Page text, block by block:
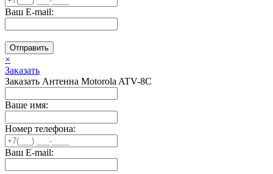
Ваш E-mail:
Отправить
×
Заказать
Заказать Антенна Motorola ATV-8C
Ваше имя:
Номер телефона:
Ваш E-mail: